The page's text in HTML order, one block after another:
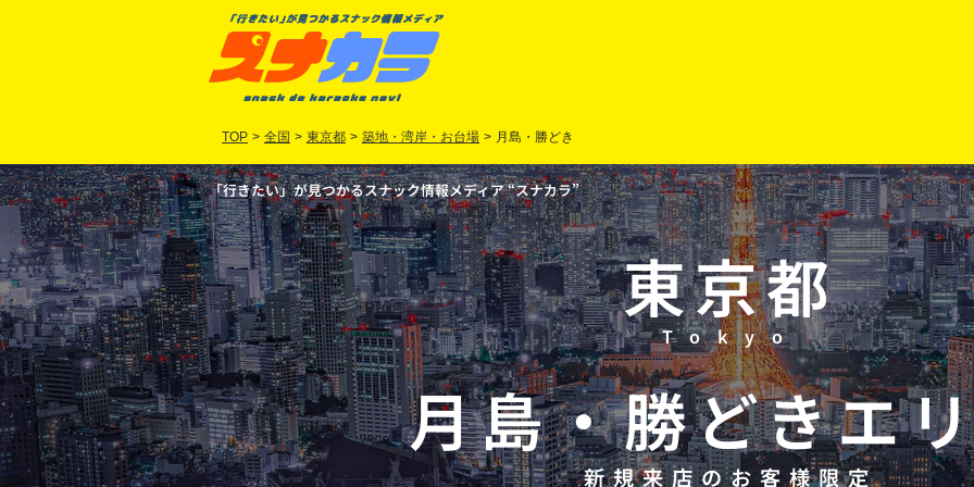
TOP > 全国 > 東京都 > 築地・湾岸・お台場 > 月島・勝どき
「行きたい」が見つかるスナック情報メディア “スナカラ”
東京都
Tokyo
月島・勝どきエ
新規来店のお客様限定